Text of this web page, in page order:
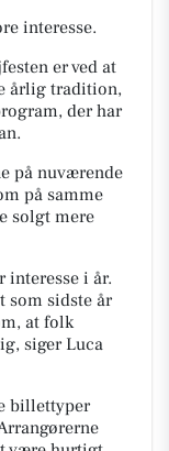
interesse.
er ved at
årlig tradition,
der har
på nuværende
på samme
solgt mere
interesse i år.
som sidste år
at folk
siger Luca
billettyper